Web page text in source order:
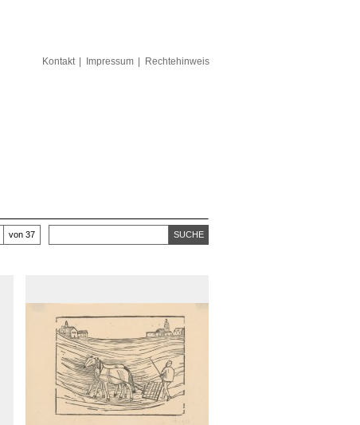
Kontakt Impressum Rechtehinweis
SUCHE
von 37